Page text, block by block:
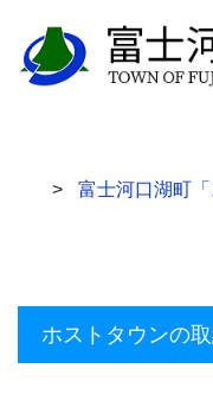
富士河口湖町
ホストタウンの取